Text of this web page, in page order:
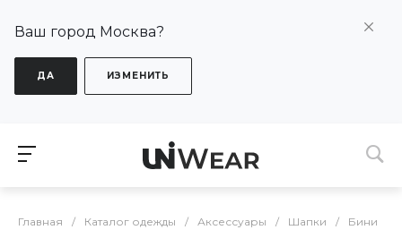
Ваш город Москва?
ДА ИЗМЕНИТЬ
Главная / Каталог одежды / Аксессуары / Шапки / Бини